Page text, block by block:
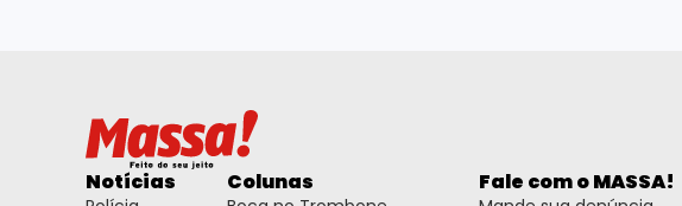
Notícias Colunas Fale com o MASSA!